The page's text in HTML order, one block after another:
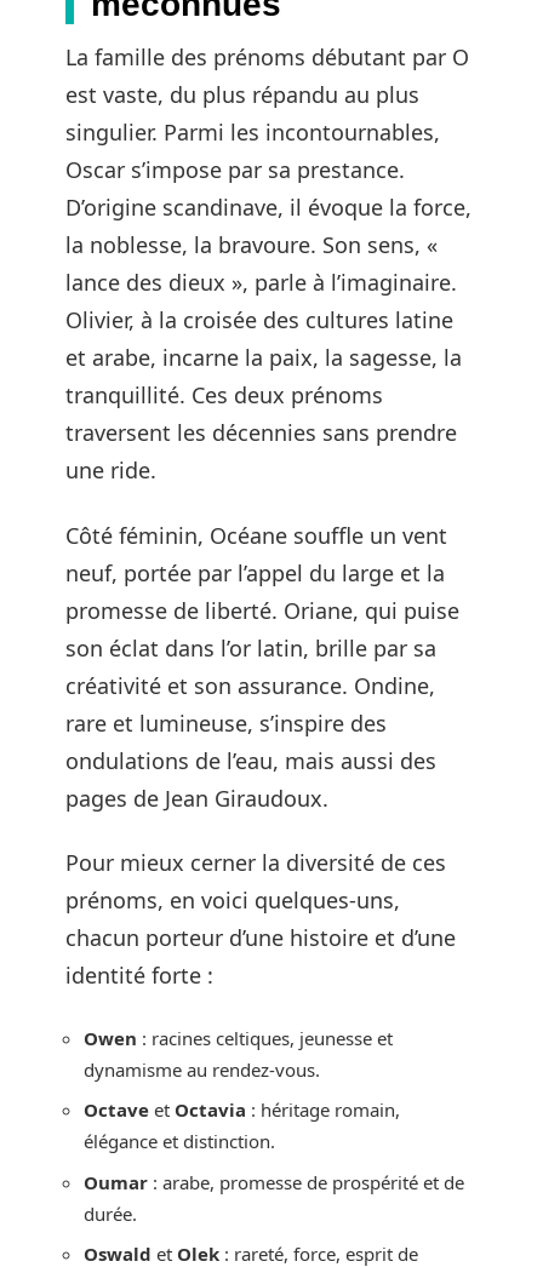
La famille des prénoms débutant par O
est vaste, du plus répandu au plus
singulier. Parmi les incontournables,
Oscar s’impose par sa prestance.
D’origine scandinave, il évoque la force,
la noblesse, la bravoure. Son sens, «
lance des dieux », parle à l’imaginaire.
Olivier, à la croisée des cultures latine
et arabe, incarne la paix, la sagesse, la
tranquillité. Ces deux prénoms
traversent les décennies sans prendre
une ride.
Côté féminin, Océane souffle un vent
neuf, portée par l’appel du large et la
promesse de liberté. Oriane, qui puise
son éclat dans l’or latin, brille par sa
créativité et son assurance. Ondine,
rare et lumineuse, s’inspire des
ondulations de l’eau, mais aussi des
pages de Jean Giraudoux.
Pour mieux cerner la diversité de ces
prénoms, en voici quelques-uns,
chacun porteur d’une histoire et d’une
identité forte :
Owen : racines celtiques, jeunesse et
dynamisme au rendez-vous.
Octave et Octavia : héritage romain,
élégance et distinction.
Oumar : arabe, promesse de prospérité et de
durée.
Oswald et Olek : rareté, force, esprit de